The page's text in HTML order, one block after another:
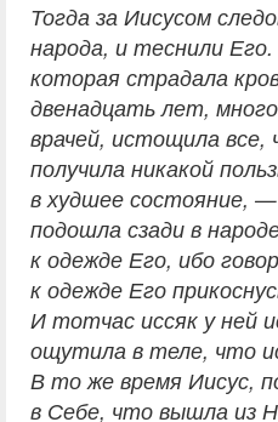
Тогда за Иисусом
народа, и теснили
которая страдала
двенадцать лет,
врачей, истощила все,
получила никакой
в худшее состояние,
подошла сзади в
к одежде Его, ибо
к одежде Его
И тотчас иссяк у ней
ощутила в теле, что
В то же время Иисус,
в Себе, что вышла из